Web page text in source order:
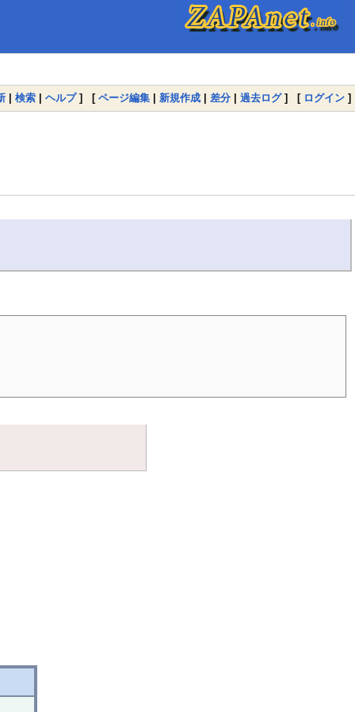
| 検索 | ヘルプ] [ ページ編集 | 新規作成 | 差分 | 過去ログ] [ ログイン ]